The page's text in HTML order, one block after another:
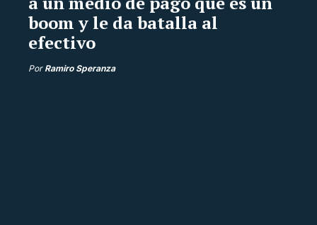
boom y le da batalla al
efectivo
Por Ramiro Speranza